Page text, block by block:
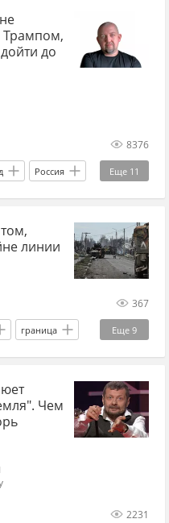
Трампом,
до
8376
Еще 11
Россия
линии
367
Еще 9
граница
оборона
Чем
2231